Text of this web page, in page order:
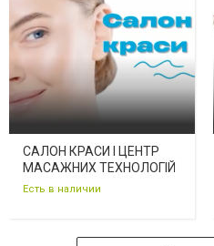
САЛОН КРАСИ І ЦЕНТР
МАСАЖНИХ ТЕХНОЛОГІЙ
Есть в наличии